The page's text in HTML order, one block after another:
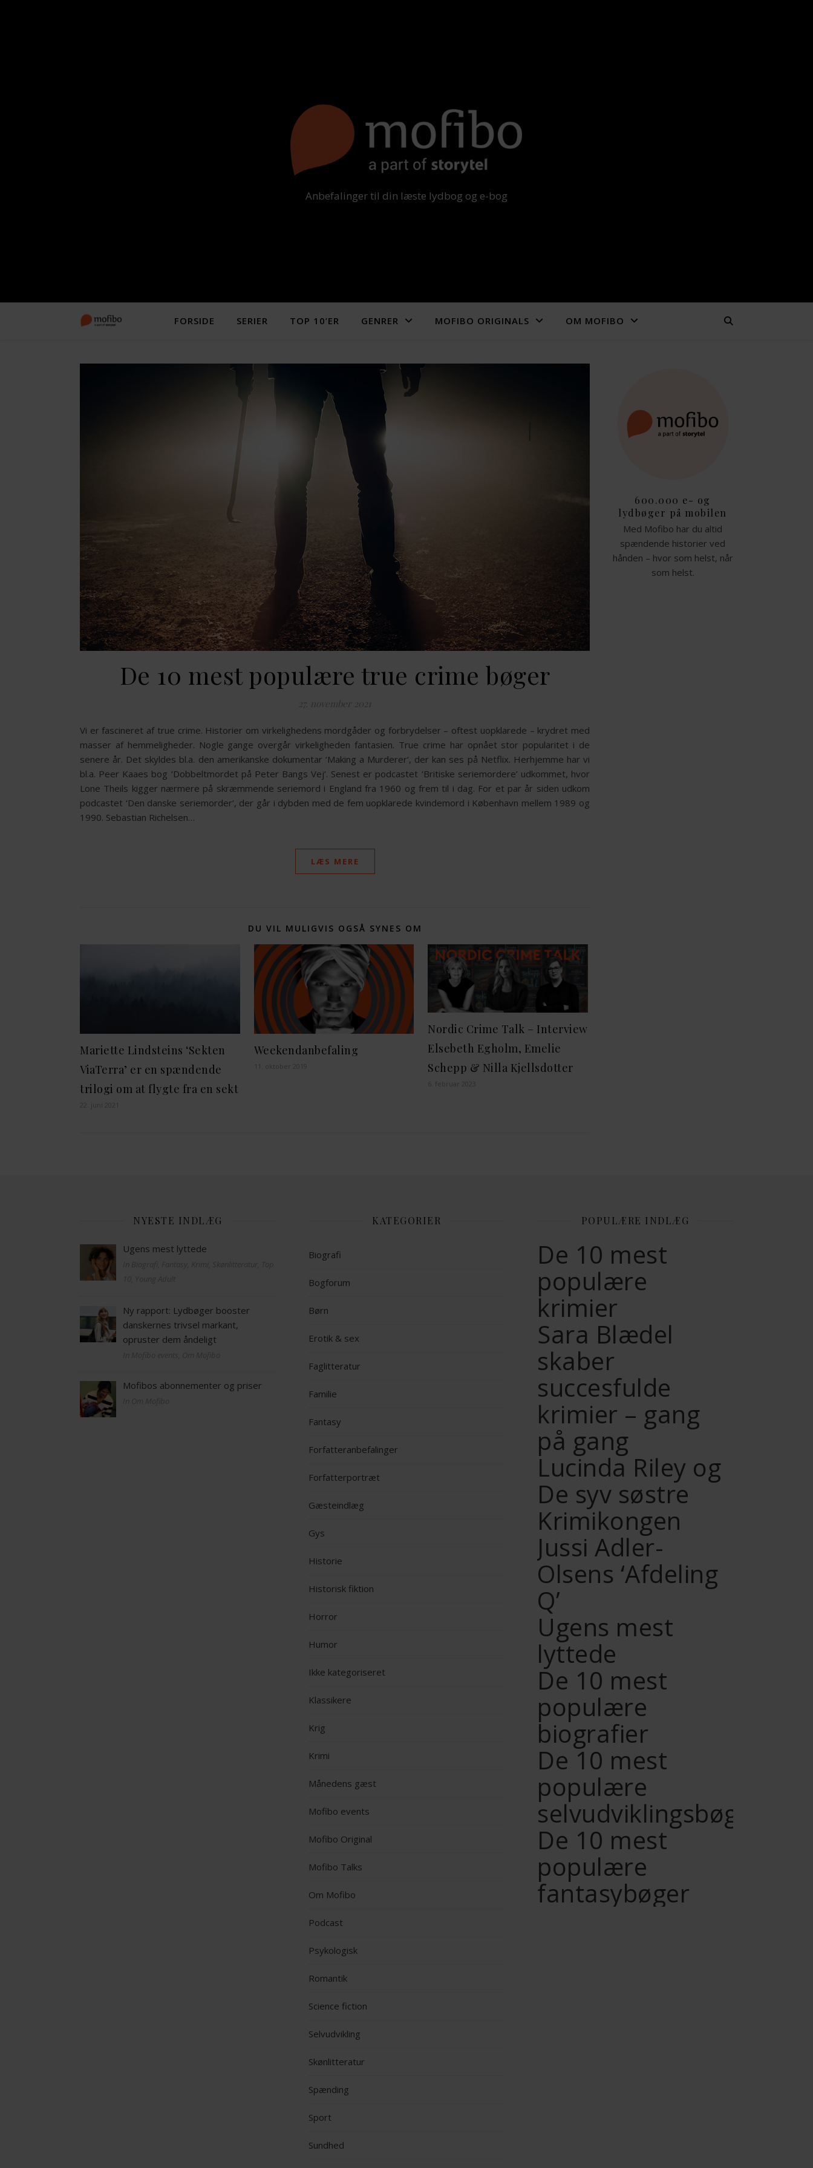
Anbefalinger til din læste lydbog og e-bog
FORSIDE SERIER TOP 10’ER GENRER MOFIBO ORIGINALS OM MOFIBO
De 10 mest populære true crime bøger
27. november 2021
Vi er fascineret af true crime. Historier om virkelighedens mordgåder og forbrydelser – oftest uopklarede – krydret med
masser af hemmeligheder. Nogle gange overgår virkeligheden fantasien. True crime har opnået stor popularitet i de
senere år. Det skyldes bl.a. den amerikanske dokumentar ‘Making a Murderer‘, der kan ses på Netflix. Herhjemme har vi
bl.a. Peer Kaaes bog ‘Dobbeltmordet på Peter Bangs Vej‘. Senest er podcastet ‘Britiske seriemordere’ udkommet, hvor
Lone Theils kigger nærmere på skræmmende seriemord i England fra 1960 og frem til i dag. For et par år siden udkom
podcastet ‘Den danske seriemorder‘, der går i dybden med de fem uopklarede kvindemord i København mellem 1989 og
1990. Sebastian Richelsen…
LÆS MERE
DU VIL MULIGVIS OGSÅ SYNES OM
Mariette Lindsteins ‘Sekten
ViaTerra’ er en spændende
trilogi om at flygte fra en sekt
Weekendanbefaling
11. oktober 2019
Nordic Crime Talk – Interview
Elsebeth Egholm, Emelie
Schepp & Nilla Kjellsdotter
6. februar 2023
600.000 e- og
lydbøger på mobilen
Med Mofibo har du altid
spændende historier ved
hånden – hvor som helst, når
som helst.
NYESTE INDLÆG
Ugens mest lyttede
Ny rapport: Lydbøger booster
danskernes trivsel markant,
opruster dem åndeligt
Mofibos abonnementer og priser
KATEGORIER
Biografi
Bogforum
Børn
Erotik & sex
Faglitteratur
Familie
Fantasy
Forfatteranbefalinger
Forfatterportræt
Gæsteindlæg
Gys
Historie
Historisk fiktion
Horror
Humor
Ikke kategoriseret
Klassikere
Krig
Krimi
Månedens gæst
Mofibo events
Mofibo Original
Mofibo Talks
Om Mofibo
Podcast
Psykologisk
Romantik
Science fiction
Selvudvikling
Skønlitteratur
Spænding
Sport
Sundhed
POPULÆRE INDLÆG
De 10 mest
populære
krimier
Sara Blædel
skaber
succesfulde
krimier – gang
på gang
Lucinda Riley og
De syv søstre
Krimikongen
Jussi Adler-
Olsens ‘Afdeling
Q’
Ugens mest
lyttede
De 10 mest
populære
biografier
De 10 mest
populære
selvudviklingsbøger
De 10 mest
populære
fantasybøger